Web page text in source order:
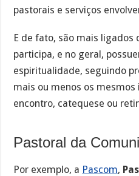
pastorais e serviços
E de fato, são mais ligados
participa, e no geral,
espiritualidade, seguindo
mais ou menos os
encontro, catequese ou
Pastoral da
Por exemplo, a Pascom,